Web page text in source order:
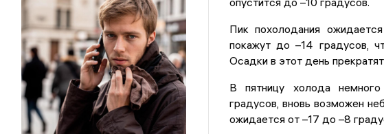
Пик похолодания
покажут до –14 градусов,
Осадки в этот день
В пятницу холода
градусов, вновь возможен
ожидается от –17 до –8